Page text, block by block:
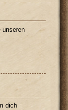
unseren
dich